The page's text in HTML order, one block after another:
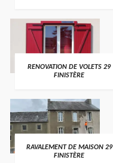
RENOVATION DE VOLETS 29
FINISTÈRE
RAVALEMENT DE MAISON 29
FINISTÈRE